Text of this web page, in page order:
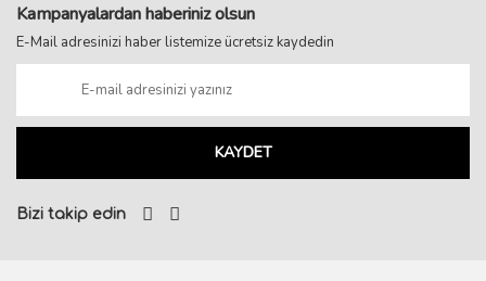
Kampanyalardan haberiniz olsun
E-Mail adresinizi haber listemize ücretsiz kaydedin
KAYDET
Bizi takip edin